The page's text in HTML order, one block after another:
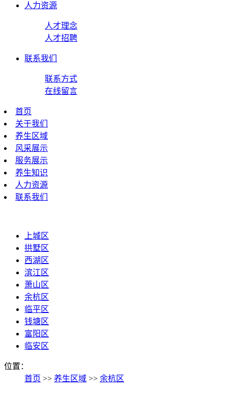
人力资源
人才理念
人才招聘
联系我们
联系方式
在线留言
首页
关于我们
养生区域
风采展示
服务展示
养生知识
人力资源
联系我们
上城区
拱墅区
西湖区
滨江区
萧山区
余杭区
临平区
钱塘区
富阳区
临安区
位置：
首页 >> 养生区域 >> 余杭区